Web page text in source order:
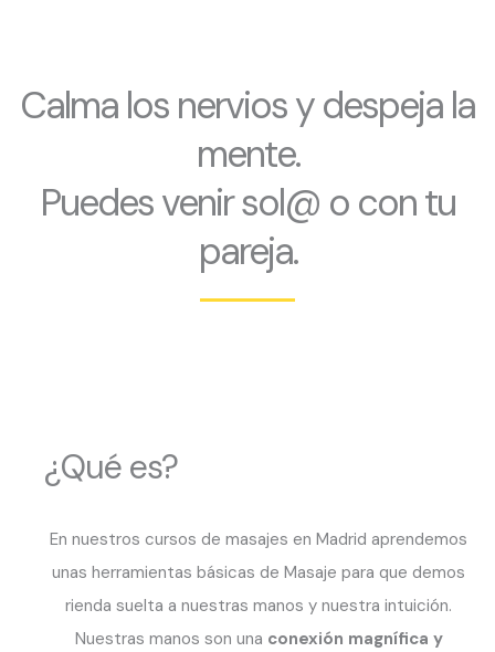
Calma los nervios y despeja la
mente.
Puedes venir sol@ o con tu
pareja.
¿Qué es?
En nuestros cursos de masajes en Madrid aprendemos
unas herramientas básicas de Masaje para que demos
rienda suelta a nuestras manos y nuestra intuición.
Nuestras manos son una conexión magnífica y